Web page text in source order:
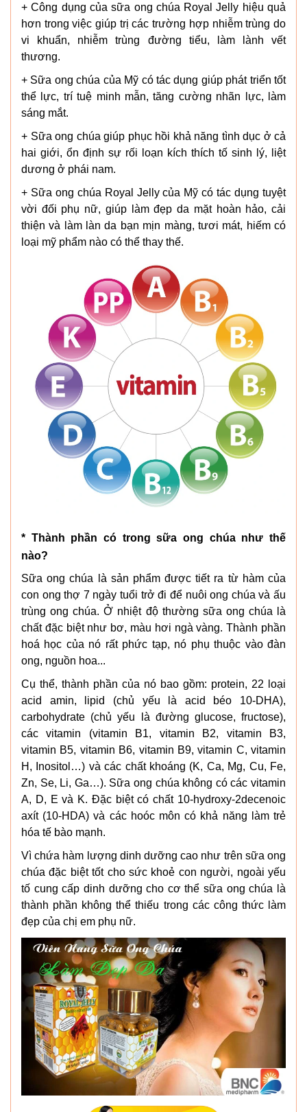
+ Công dụng của sữa ong chúa Royal Jelly hiệu quả
hơn trong việc giúp trị các trường hợp nhiễm trùng do
vi khuẩn, nhiễm trùng đường tiểu, làm lành vết
thương.
+ Sữa ong chúa của Mỹ có tác dụng giúp phát triển tốt
thể lực, trí tuệ minh mẫn, tăng cường nhãn lực, làm
sáng mắt.
+ Sữa ong chúa giúp phục hồi khả năng tình dục ở cả
hai giới, ổn định sự rối loạn kích thích tố sinh lý, liệt
dương ở phái nam.
+ Sữa ong chúa Royal Jelly của Mỹ có tác dụng tuyệt
vời đối phụ nữ, giúp làm đẹp da mặt hoàn hảo, cải
thiện và làm làn da bạn mịn màng, tươi mát, hiếm có
loại mỹ phẩm nào có thể thay thế.
* Thành phần có trong sữa ong chúa như thế
nào?
Sữa ong chúa là sản phẩm được tiết ra từ hàm của
con ong thợ 7 ngày tuổi trở đi để nuôi ong chúa và ấu
trùng ong chúa. Ở nhiệt độ thường sữa ong chúa là
chất đặc biệt như bơ, màu hơi ngà vàng. Thành phần
hoá học của nó rất phức tạp, nó phụ thuộc vào đàn
ong, nguồn hoa...
Cụ thể, thành phần của nó bao gồm: protein, 22 loại
acid amin, lipid (chủ yếu là acid béo 10-DHA),
carbohydrate (chủ yếu là đường glucose, fructose),
các vitamin (vitamin B1, vitamin B2, vitamin B3,
vitamin B5, vitamin B6, vitamin B9, vitamin C, vitamin
H, Inositol…) và các chất khoáng (K, Ca, Mg, Cu, Fe,
Zn, Se, Li, Ga…). Sữa ong chúa không có các vitamin
A, D, E và K. Đặc biệt có chất 10-hydroxy-2decenoic
axít (10-HDA) và các hoóc môn có khả năng làm trẻ
hóa tế bào mạnh.
Vì chứa hàm lượng dinh dưỡng cao như trên sữa ong
chúa đặc biệt tốt cho sức khoẻ con người, ngoài yếu
tố cung cấp dinh dưỡng cho cơ thể sữa ong chúa là
thành phần không thể thiếu trong các công thức làm
đẹp của chị em phụ nữ.